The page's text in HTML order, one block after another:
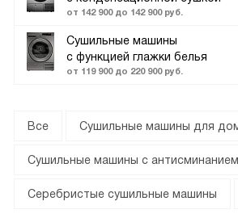
от 142 900 до 142 900 руб.
Сушильные машины
с функцией глажки белья
от 119 900 до 220 900 руб.
Все Сушильные машины для
Сушильные машины с антисминанием
Серебристые сушильные машины